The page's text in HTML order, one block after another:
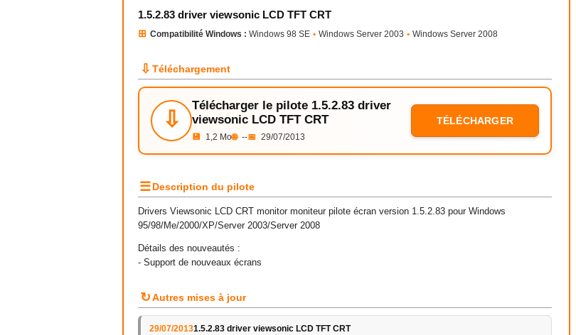
1.5.2.83 driver viewsonic LCD TFT CRT
⊞ Compatibilité Windows : Windows 98 SE • Windows Server 2003 • Windows Server 2008
⇩ Téléchargement
⇩
Télécharger le pilote 1.5.2.83 driver
viewsonic LCD TFT CRT
💾 1,2 Mo🌐 --📅 29/07/2013
TÉLÉCHARGER
☰Description du pilote
Drivers Viewsonic LCD CRT monitor moniteur pilote écran version 1.5.2.83 pour Windows
95/98/Me/2000/XP/Server 2003/Server 2008
Détails des nouveautés :
- Support de nouveaux écrans
↻Autres mises à jour
29/07/20131.5.2.83 driver viewsonic LCD TFT CRT